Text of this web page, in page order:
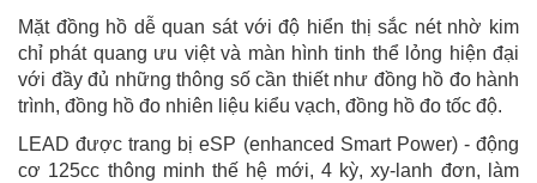
Mặt đồng hồ dễ quan sát với độ hiển thị sắc nét nhờ kim
chỉ phát quang ưu việt và màn hình tinh thể lỏng hiện đại
với đầy đủ những thông số cần thiết như đồng hồ đo hành
trình, đồng hồ đo nhiên liệu kiểu vạch, đồng hồ đo tốc độ.
LEAD được trang bị eSP (enhanced Smart Power) - động
cơ 125cc thông minh thế hệ mới, 4 kỳ, xy-lanh đơn, làm